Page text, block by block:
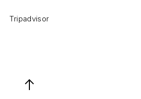
Tripadvisor